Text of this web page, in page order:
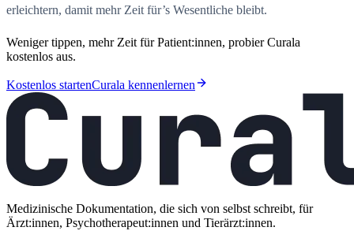
erleichtern, damit mehr Zeit für’s Wesentliche bleibt.
Weniger tippen, mehr Zeit für Patient:innen, probier Curala
kostenlos aus.
Kostenlos startenCurala kennenlernen
Medizinische Dokumentation, die sich von selbst schreibt, für
Ärzt:innen, Psychotherapeut:innen und Tierärzt:innen.